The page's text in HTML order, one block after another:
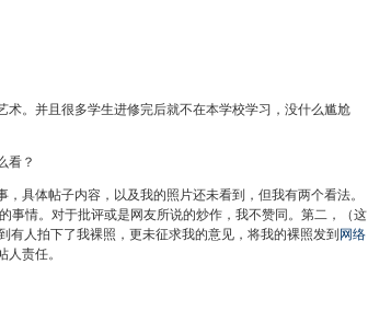
。并且很多学生进修完后就不在本学校学习，没什么尴尬
看？
具体帖子内容，以及我的照片还未看到，但我有两个看法。
事情。对于批评或是网友所说的炒作，我不赞同。第二，（这
人拍下了我裸照，更未征求我的意见，将我的裸照发到 网络
责任。